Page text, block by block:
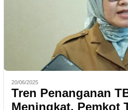
20/06/2025
Tren Penanganan
Meningkat, Pemkot